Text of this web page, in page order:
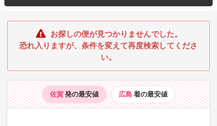
お探しの便が見つかりませんでした。
恐れ入りますが、条件を変えて再度検索してくださ
い。
佐賀 発の最安値 広島 着の最安値